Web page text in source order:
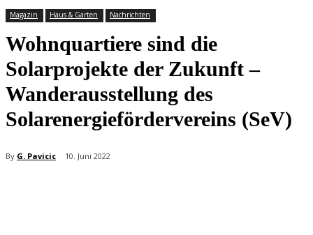
Magazin Haus & Garten Nachrichten
Wohnquartiere sind die
Solarprojekte der Zukunft –
Wanderausstellung des
Solarenergiefördervereins (SeV)
By G. Pavicic 10. Juni 2022